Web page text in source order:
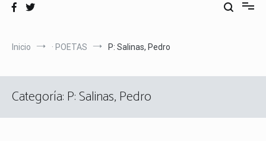
Inicio · POETAS P: Salinas, Pedro
Categoría:P: Salinas, Pedro